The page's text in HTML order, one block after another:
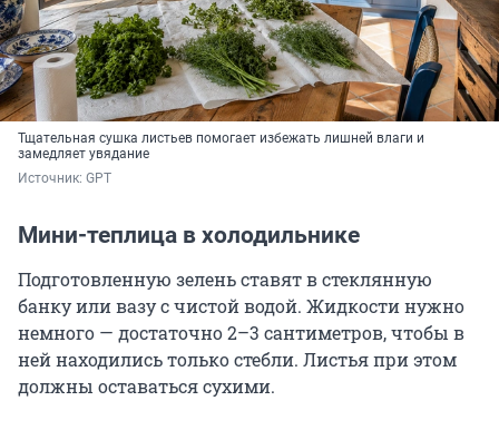
Тщательная сушка листьев помогает избежать лишней влаги и
замедляет увядание
Источник: GPT
Мини-теплица в холодильнике
Подготовленную зелень ставят в стеклянную
банку или вазу с чистой водой. Жидкости нужно
немного — достаточно2–3 сантиметров, чтобы в
ней находились только стебли. Листья при этом
должны оставаться сухими.